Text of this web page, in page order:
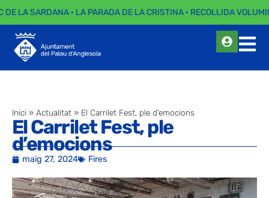
LA SARDANA · LA PARADA DE LA CRISTINA · RECOLLIDA
Inici » Actualitat » El Carrilet Fest, ple d’emocions
El Carrilet Fest, ple
d’emocions
maig 27, 2024 Fires